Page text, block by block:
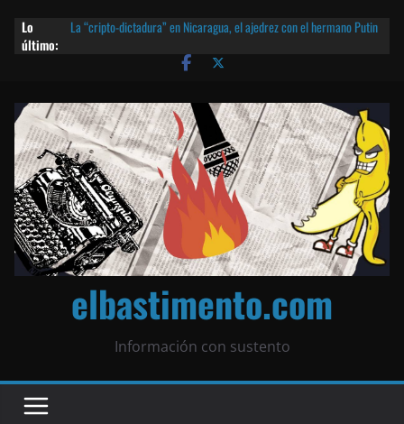
Lo
último:
La “cripto-dictadura” en Nicaragua, el ajedrez con el hermano Putin
Agarrá tu POLLO FRITO, vamos a la dictadura ETERNA | ¡O lo que
¡El partido único! Nicaragua, la Corea del Norte con queso frito y el
Batman de Matagalpa
Las mentiras del Cardenal Leopoldo Brenes con el Papa
¿Piratas de El Carmen en la India? El barco fantasma de Nicaragua |
¡O lo que queda!
elbastimento.com
Información con sustento